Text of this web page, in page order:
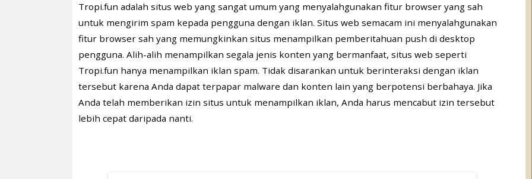
Tropi.fun adalah situs web yang sangat umum yang menyalahgunakan fitur browser yang sah
untuk mengirim spam kepada pengguna dengan iklan. Situs web semacam ini menyalahgunakan
fitur browser sah yang memungkinkan situs menampilkan pemberitahuan push di desktop
pengguna. Alih-alih menampilkan segala jenis konten yang bermanfaat, situs web seperti
Tropi.fun hanya menampilkan iklan spam. Tidak disarankan untuk berinteraksi dengan iklan
tersebut karena Anda dapat terpapar malware dan konten lain yang berpotensi berbahaya. Jika
Anda telah memberikan izin situs untuk menampilkan iklan, Anda harus mencabut izin tersebut
lebih cepat daripada nanti.